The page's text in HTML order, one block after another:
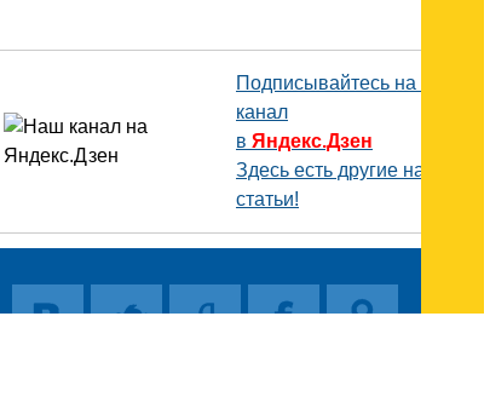
Подписывайтесь на наш
канал
в Яндекс.Дзен
Здесь есть другие наши
статьи!